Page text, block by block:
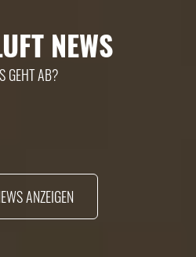
NEWS
GEHT AB?
ANZEIGEN